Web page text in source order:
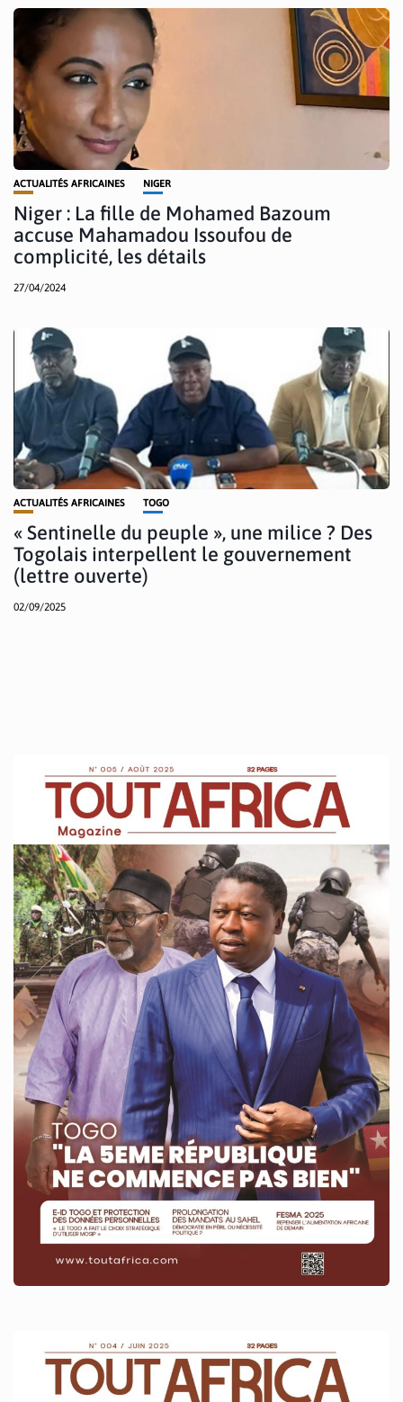
ACTUALITÉS AFRICAINES NIGER
Niger : La fille de Mohamed Bazoum
accuse Mahamadou Issoufou de
complicité, les détails
27/04/2024
ACTUALITÉS AFRICAINES TOGO
« Sentinelle du peuple », une milice ? Des
Togolais interpellent le gouvernement
(lettre ouverte)
02/09/2025